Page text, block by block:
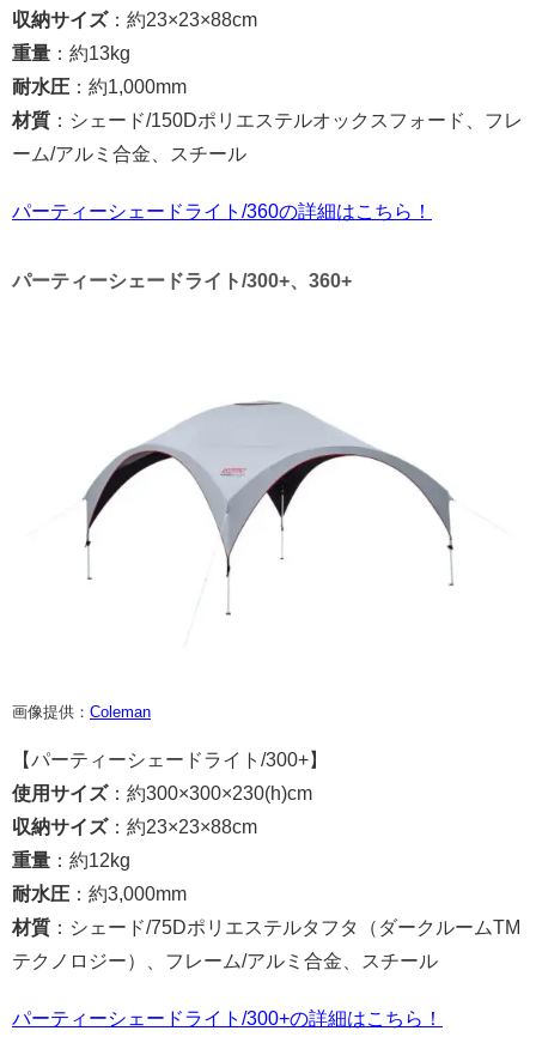
収納サイズ：約23×23×88cm
重量 ：約13kg
耐水圧 ：約1,000mm
材質 ：シェード/150Dポリエステルオックスフォード、フレ
ーム/アルミ合金、スチール
パーティーシェードライト/360の詳細はこちら！
パーティーシェードライト/300+、360+
画像提供： Coleman
【パーティーシェードライト/300+】
使用サイズ：約300×300×230(h)cm
収納サイズ：約23×23×88cm
重量 ：約12kg
耐水圧 ：約3,000mm
材質 ：シェード/75Dポリエステルタフタ（ダークルームTM
テクノロジー）、フレーム/アルミ合金、スチール
パーティーシェードライト/300+の詳細はこちら！